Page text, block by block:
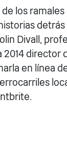
los
Divall,
2014 director
en línea